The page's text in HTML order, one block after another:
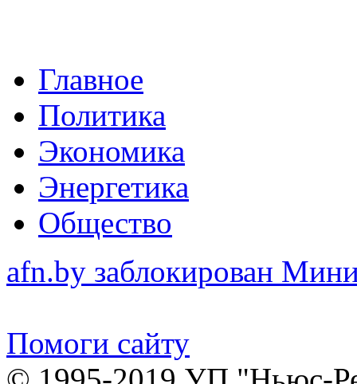
Главное
Политика
Экономика
Энергетика
Общество
afn.by заблокирован
Помоги сайту